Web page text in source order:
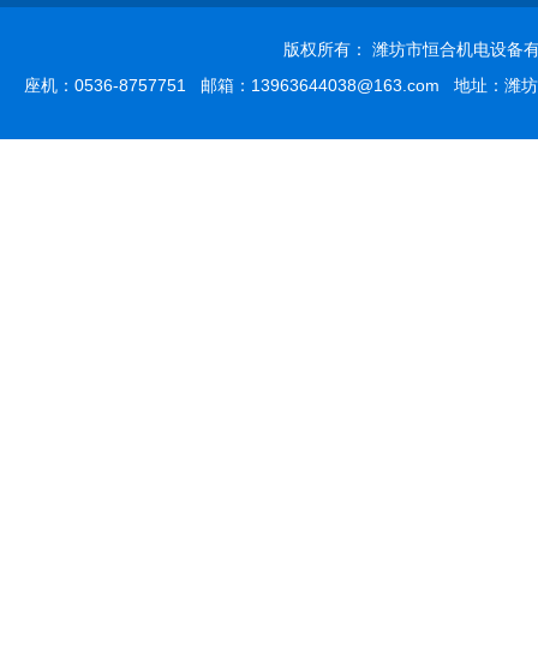
版权所有： 潍坊市恒合机电设
座机：0536-8757751 邮箱：13963644038@163.com 地址：潍